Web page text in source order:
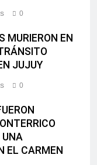
0
MURIERON EN
JUJUY
0
UNA
EL CARMEN